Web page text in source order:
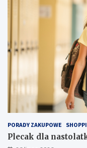
PORADY ZAKUPOWE
Plecak dla